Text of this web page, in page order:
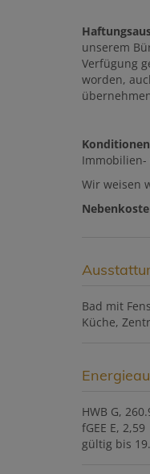
unserem
Verfügung
worden,
Immobilien-
Wir weisen
Bad mit
Küche
HWB G,
fGEE E, 2,59
gültig bis